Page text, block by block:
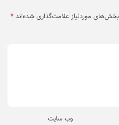
بخش‌های موردنیاز علامت‌گذاری شده‌اند *
وب‌ سایت